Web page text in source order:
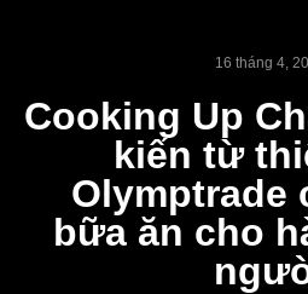
16 tháng 4,
Cooking Up
kiến từ
Olymptrade
bữa ăn cho